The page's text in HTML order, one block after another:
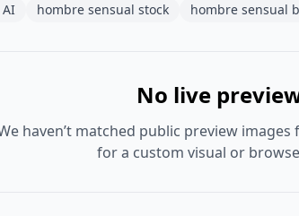
hombre sensual stock hombre sensual
No live
haven’t matched public preview
for a custom visual or